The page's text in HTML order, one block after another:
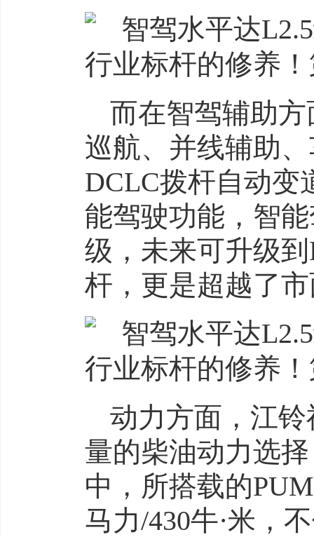
而在智驾辅助
巡航、并线辅助
DCLC拨杆自动变
能驾驶功能，智
级，未来可升级
杆，更是超越了
动力方面，江铃
量的柴油动力选
中，所搭载的
马力/430牛·米，